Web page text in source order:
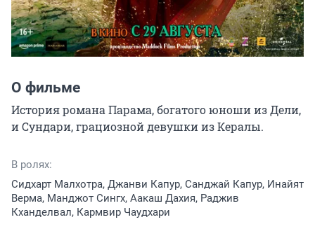
О фильме
История романа Парама, богатого юноши из Дели,
и Сундари, грациозной девушки из Кералы.
В ролях:
Сидхарт Малхотра, Джанви Капур, Санджай Капур, Инайят
Верма, Манджот Сингх, Аакаш Дахия, Раджив
Кханделвал, Кармвир Чаудхари